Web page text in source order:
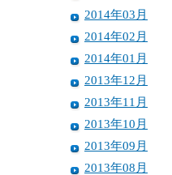
2014年03月
2014年02月
2014年01月
2013年12月
2013年11月
2013年10月
2013年09月
2013年08月